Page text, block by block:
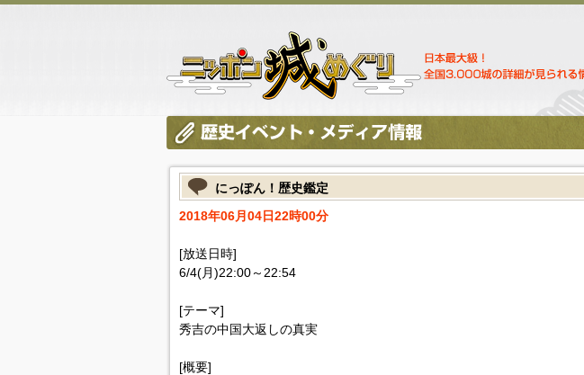
にっぽん！歴史鑑定
2018年06月04日22時00分
[放送日時]
6/4(月)22:00～22:54
[テーマ]
秀吉の中国大返しの真実
[概要]